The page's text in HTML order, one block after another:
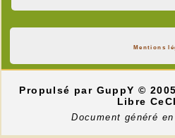
Mentions
Propulsé par GuppY©
Libre
Document généré